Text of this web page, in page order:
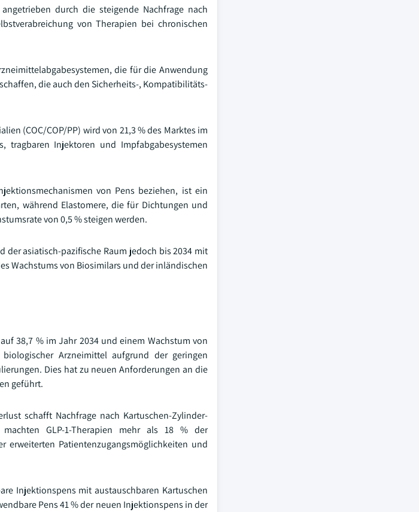
durch die steigende Nachfrage nach
von Therapien bei chronischen
die für die Anwendung
die auch den Sicherheits-, Kompatibilitäts-
(COC/COP/PP) wird von 21,3 % des Marktes im
tragbaren Injektoren und Impfabgabesystemen
von Pens beziehen, ist ein
während Elastomere, die für Dichtungen und
von 0,5 % steigen werden.
asiatisch-pazifische Raum jedoch bis 2034 mit
Wachstums von Biosimilars und der inländischen
38,7 % im Jahr 2034 und einem Wachstum von
Arzneimittel aufgrund der geringen
Dies hat zu neuen Anforderungen an die
geführt.
schafft Nachfrage nach Kartuschen-Zylinder-
GLP-1-Therapien mehr als 18 % der
erweiterten Patientenzugangsmöglichkeiten und
Injektionspens mit austauschbaren Kartuschen
Pens 41 % der neuen Injektionspens in der